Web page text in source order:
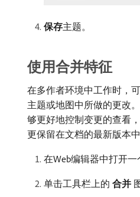
保存​主题。
使用合并特征
在多作者环境中工作时，
主题或地图中所做的更改
够更好地控制变更的查看
更保留在文档的最新版本中
在Web编辑器中打开一
单击工具栏上的​ 合并